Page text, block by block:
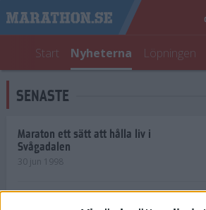
Start Nyheterna Löpningen
SENASTE
Maraton ett sätt att hålla liv i
Svågadalen
30 jun 1998